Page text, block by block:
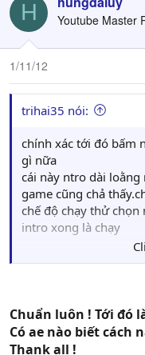
H Youtube Master
1/11/12
trihai35 nói:
chính xác tới đó bấm
gì nữa
cái này ntro dài loằng
game cũng chả
chế độ chạy thử chọn
intro xong là chạy
Chuẩn luôn ! Tới đó
Có ae nào biết cách
Thank all !